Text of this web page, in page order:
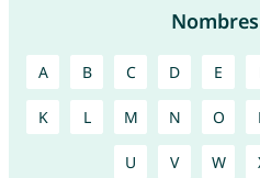
A B C D E
K L M N O
U V W